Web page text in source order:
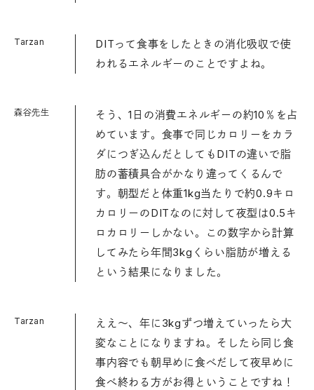
Tarzan
DITって食事をしたときの消化吸収で使
われるエネルギーのことですよね。
森谷先生
そう、1日の消費エネルギーの約10％を占
めています。食事で同じカロリーをカラ
ダにつぎ込んだとしてもDITの違いで脂
肪の蓄積具合がかなり違ってくるんで
す。朝型だと体重1kg当たりで約0.9キロ
カロリーのDITなのに対して夜型は0.5キ
ロカロリーしかない。この数字から計算
してみたら年間3kgくらい脂肪が増える
という結果になりました。
Tarzan
ええ〜、年に3kgずつ増えていったら大
変なことになりますね。そしたら同じ食
事内容でも朝早めに食べだして夜早めに
食べ終わる方がお得ということですね！